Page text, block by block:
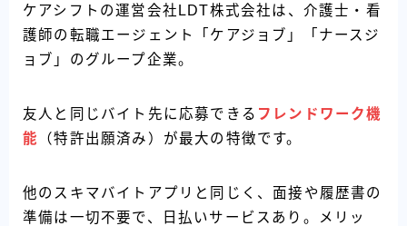
ケアシフトの運営会社LDT株式会社は、介護士・看
護師の転職エージェント「ケアジョブ」「ナースジ
ョブ」のグループ企業。
友人と同じバイト先に応募できる フレンドワーク機
能
（特許出願済み）が最大の特徴です。
他のスキマバイトアプリと同じく、面接や履歴書の
準備は一切不要で、日払いサービスあり。メリッ